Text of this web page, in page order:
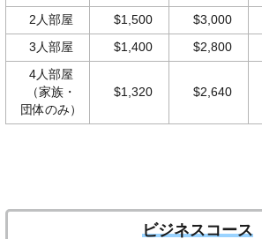
2人部屋 $1,500 $3,000
3人部屋 $1,400 $2,800
4人部屋
（家族・
団体のみ）
$1,320 $2,640
ビジネスコース